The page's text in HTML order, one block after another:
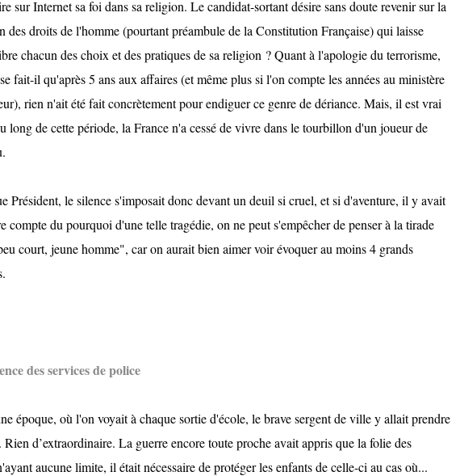
sur Internet sa foi dans sa religion. Le candidat-sortant désire sans doute revenir sur la
des droits de l'homme (pourtant préambule de la Constitution Française) qui laisse
chacun des choix et des pratiques de sa religion ? Quant à l'apologie du terrorisme,
fait-il qu'après 5 ans aux affaires (et même plus si l'on compte les années au ministère
rien n'ait été fait concrètement pour endiguer ce genre de dériance. Mais, il est vrai
long de cette période, la France n'a cessé de vivre dans le tourbillon d'un joueur de
Président, le silence s'imposait donc devant un deuil si cruel, et si d'aventure, il y avait
compte du pourquoi d'une telle tragédie, on ne peut s'empêcher de penser à la tirade
court, jeune homme", car on aurait bien aimer voir évoquer au moins 4 grands
des services de police
époque, où l'on voyait à chaque sortie d'école, le brave sergent de ville y allait prendre
Rien d’extraordinaire. La guerre encore toute proche avait appris que la folie des
aucune limite, il était nécessaire de protéger les enfants de celle-ci au cas où...